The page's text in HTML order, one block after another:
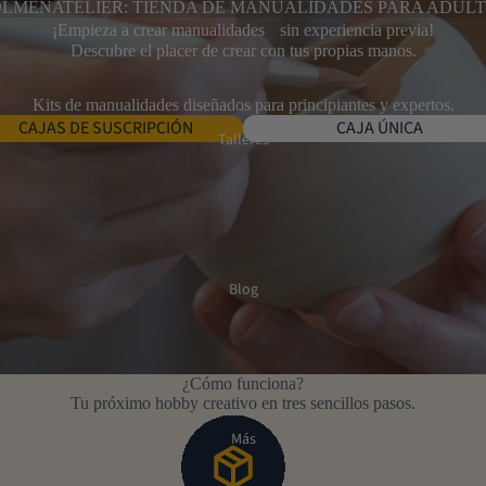
Talleres
Blog
Más
TIENDA DE MANUALIDADES PARA
¡Empieza a crear manualidades sin experiencia previa!
Descubre el placer de crear con tus propias manos.
Kits de manualidades diseñados para principiantes y expertos.
CAJAS DE SUSCRIPCIÓN CAJA ÚNICA
¿Cómo funciona?
Tu próximo hobby creativo en tres sencillos pasos.